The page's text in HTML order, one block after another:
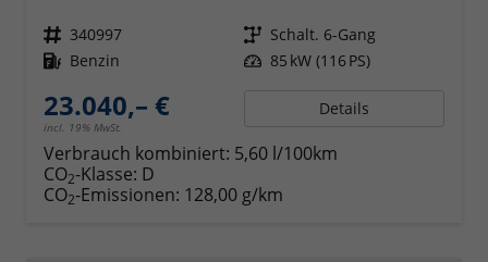
Fahrzeugnr. 340997 Getriebe Schalt. 6-Gang
Kraftstoff Benzin Leistung 85 kW (116 PS)
23.040,– €
incl. 19% MwSt.
Details
Verbrauch kombiniert: 5,60 l/100km
CO2-Klasse: D
CO2-Emissionen: 128,00 g/km